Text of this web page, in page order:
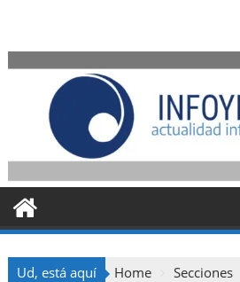
content
Ud, está aquí Home Secciones